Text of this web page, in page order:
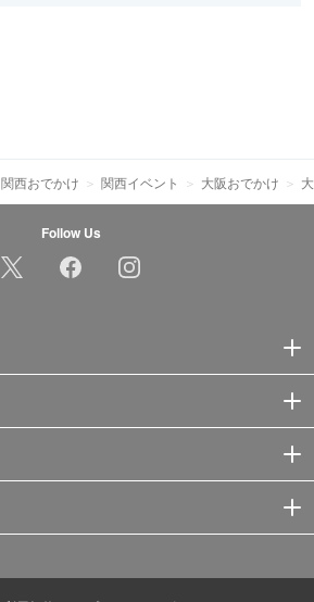
関西おでかけ 関西イベント 大阪おでかけ
Follow Us